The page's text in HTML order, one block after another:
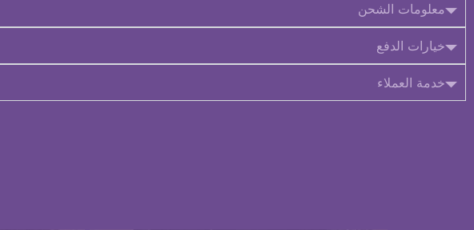
معلومات الشحن
خيارات الدفع
خدمة العملاء